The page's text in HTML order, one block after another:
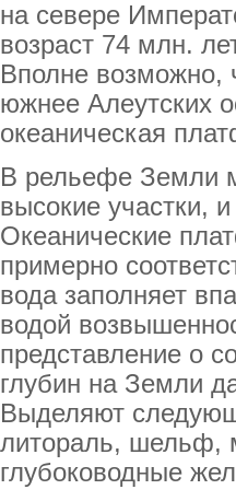
на севере
возраст 74 млн.
Вполне возможно,
южнее Алеутских
океаническая
В рельефе Земли
высокие участки,
Океанические
примерно
вода заполняет
водой
представление о
глубин на Земли
Выделяют
литораль, шельф,
глубоководные